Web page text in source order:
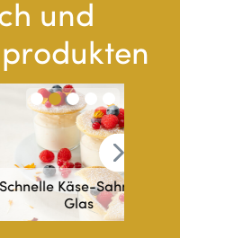
Sahne im
Glas
und